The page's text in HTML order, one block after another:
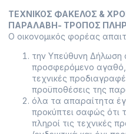
ΤΕΧΝΙΚΟΣ ΦΑΚΕΛΟΣ &
ΠΑΡΑΛΑΒΗ- ΤΡΟΠΟΣ
Ο οικονομικός φορέας
την Υπεύθυνη Δήλωση
προσφερόμενο αγαθό,
τεχνικές
προϋποθέσεις της
όλα τα απαραίτητα
προκύπτει σαφώς
πληροί τις τεχνικές